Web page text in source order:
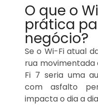
O que o
prática
negócio?
Se o Wi-Fi atual
rua movimentada
Fi 7 seria uma
com asfalto
impacta o dia a